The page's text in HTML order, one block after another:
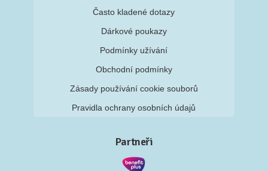
Často kladené dotazy
Dárkové poukazy
Podmínky užívání
Obchodní podmínky
Zásady používání cookie souborů
Pravidla ochrany osobních údajů
Partneři